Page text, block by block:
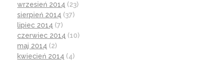
wrzesień 2014 (23)
sierpień 2014 (37)
lipiec 2014 (7)
czerwiec 2014 (10)
maj 2014 (2)
kwiecień 2014 (4)